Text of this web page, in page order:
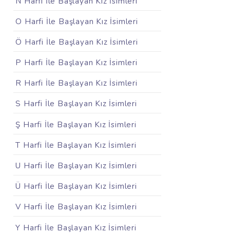
O Harfi İle Başlayan Kız İsimleri
Ö Harfi İle Başlayan Kız İsimleri
P Harfi İle Başlayan Kız İsimleri
R Harfi İle Başlayan Kız İsimleri
S Harfi İle Başlayan Kız İsimleri
Ş Harfi İle Başlayan Kız İsimleri
T Harfi İle Başlayan Kız İsimleri
U Harfi İle Başlayan Kız İsimleri
Ü Harfi İle Başlayan Kız İsimleri
V Harfi İle Başlayan Kız İsimleri
Y Harfi İle Başlayan Kız İsimleri